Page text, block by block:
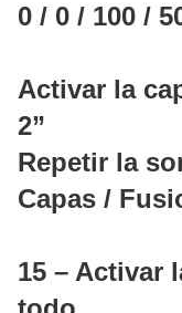
0 / 0 / 100 /
Activar la
2”
Repetir la
Capas /
15 – Activar